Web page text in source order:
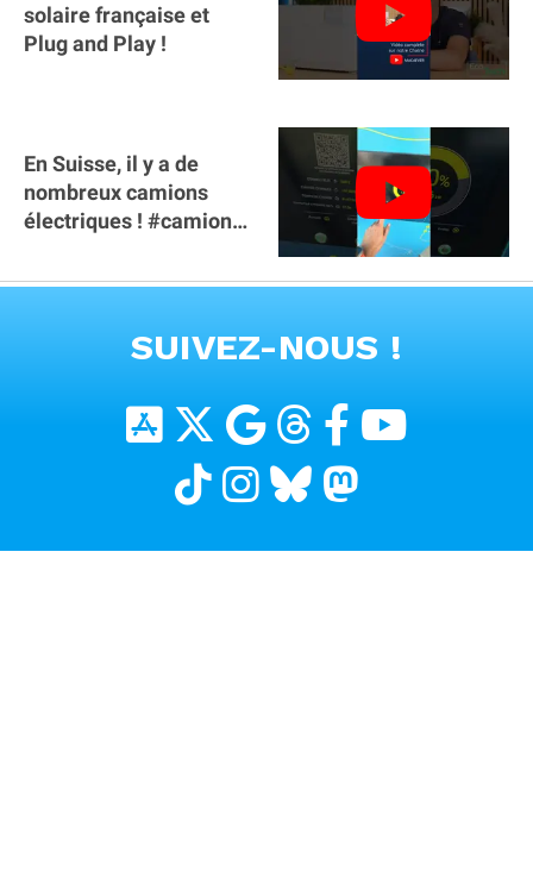
solaire française et
Plug and Play !
En Suisse, il y a de
nombreux camions
électriques ! #camion
#voitureelectrique
SUIVEZ-NOUS !